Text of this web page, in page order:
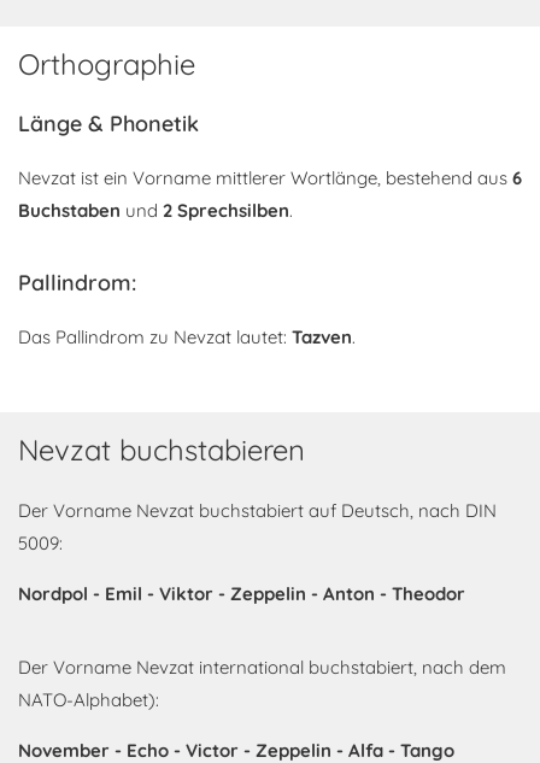
Orthographie
Länge & Phonetik
Nevzat ist ein Vorname mittlerer Wortlänge, bestehend aus 6
Buchstaben und 2 Sprechsilben.
Pallindrom:
Das Pallindrom zu Nevzat lautet: Tazven.
Nevzat buchstabieren
Der Vorname Nevzat buchstabiert auf Deutsch, nach DIN
5009:
Nordpol - Emil - Viktor - Zeppelin - Anton - Theodor
Der Vorname Nevzat international buchstabiert, nach dem
NATO-Alphabet):
November - Echo - Victor - Zeppelin - Alfa - Tango